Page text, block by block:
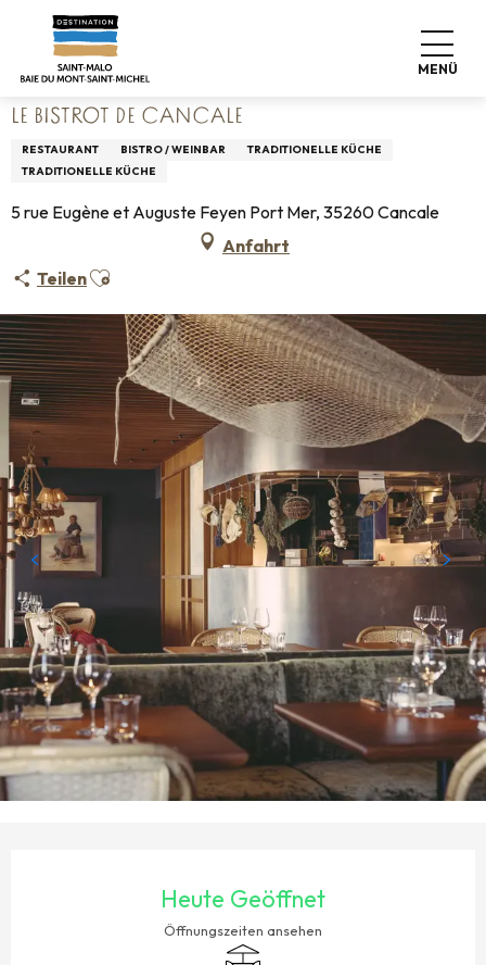
contenu
MENÜ
Startseite
Wo man essen kann
Restaurants
LE BISTROT DE CANCALE
RESTAURANT BISTRO / WEINBAR
TRADITIONELLE KÜCHE
TRADITIONELLE KÜCHE
5 rue Eugène et Auguste Feyen Port Mer, 35260 Cancale
Anfahrt
TeilenAjouter aux favoris
Heute Geöffnet
Öffnungszeiten ansehen
Terrasse